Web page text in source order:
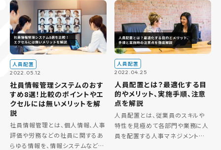
人員配置
2022.05.12
社員情報管理システムのおす
すめ8選！比較のポイントやエ
クセルには無いメリットを解
説
社員情報管理とは、個人情報、人事
評価や労務などの社員に関するあ
らゆる情報を、情報システムなどの
人員配置
2022.04.25
人員配置とは？最適化する目
的やメリット、実施手順、注意
点を解説
人員配置とは、従業員のスキルや
特性を見極めて各部門や業務に人
員を配置する人事マネジメントの